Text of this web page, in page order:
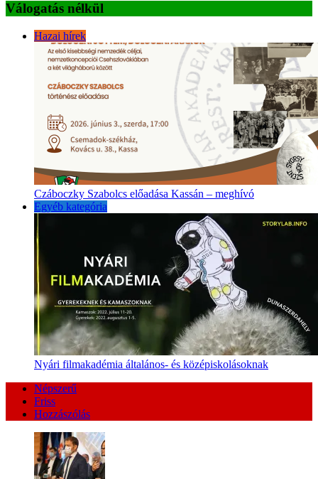
Válogatás nélkül
Hazai hírek
Czáboczky Szabolcs előadása Kassán – meghívó
Egyéb kategória
Nyári filmakadémia általános- és középiskolásoknak
Népszerű
Friss
Hozzászólás